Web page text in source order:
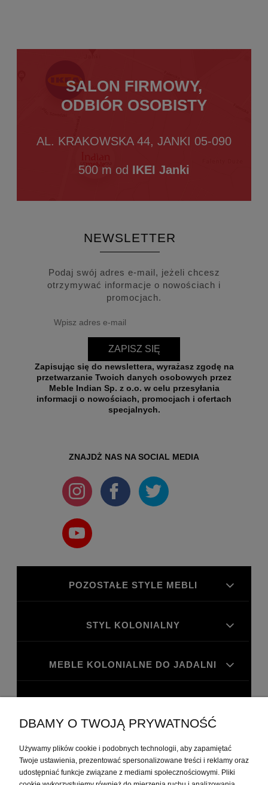
SALON FIRMOWY,
ODBIÓR OSOBISTY
AL. KRAKOWSKA 44, JANKI 05-090
500 m od IKEI Janki
NEWSLETTER
Podaj swój adres e-mail, jeżeli chcesz
otrzymywać informacje o nowościach i
promocjach.
ZAPISZ SIĘ
Zapisując się do newslettera, wyrażasz zgodę na
przetwarzanie Twoich danych osobowych przez
Meble Indian Sp. z o.o. w celu przesyłania
informacji o nowościach, promocjach i ofertach
specjalnych.
ZNAJDŻ NAS NA SOCIAL MEDIA
POZOSTAŁE STYLE MEBLI
STYL KOLONIALNY
MEBLE KOLONIALNE DO JADALNI
MOJE KONTO
DBAMY O TWOJĄ PRYWATNOŚĆ
Używamy plików cookie i podobnych technologii, aby zapamiętać
Twoje ustawienia, prezentować spersonalizowane treści i reklamy oraz
udostępniać funkcje związane z mediami społecznościowymi. Pliki